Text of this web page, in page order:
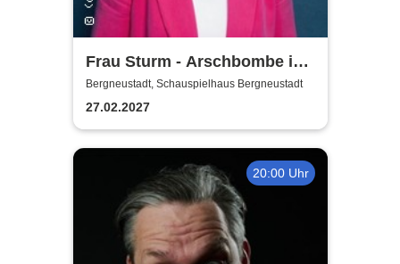
Frau Sturm - Arschbombe ins
Leben
Bergneustadt, Schauspielhaus Bergneustadt
27.02.2027
20:00 Uhr